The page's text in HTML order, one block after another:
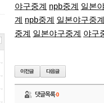
야구중계 npb중계 일본
계 npb중계 일본야구중계
중계 일본야구중계 야구
댓글목록0